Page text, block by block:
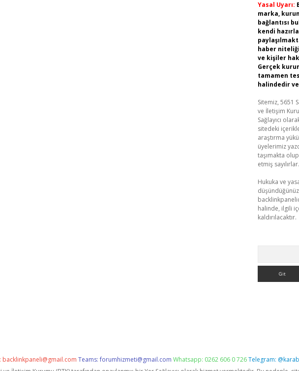
Yasal Uyarı:
marka,
bağlantısı
kendi
haber
ve kişiler
Gerçek
tamamen
halindedir
Sitemiz, 5651
ve İletişim
Sağlayıcı
sitedeki
araştırma
üyelerimiz
taşımakta
etmiş sayılırlar.
Hukuka ve
halinde, ilgili
kaldırılacaktır.
backlinkpaneli@gmail.com Teams:forumhizmeti@gmail.com Whatsapp: 0262 606 0 726Telegram: